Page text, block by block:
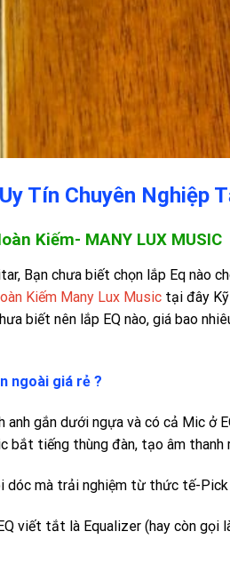
Tín Chuyên Nghiệp
Kiếm- MANY LUX MUSIC
Bạn chưa biết chọn lắp Eq
Kiếm Many Lux Music tại đây
biết nên lắp EQ nào, giá bao
ngoài giá rẻ ?
anh gắn dưới ngựa và có cả Mic
bắt tiếng thùng đàn, tạo âm
mà trải nghiệm từ thức tế-
viết tắt là Equalizer (hay còn gọi